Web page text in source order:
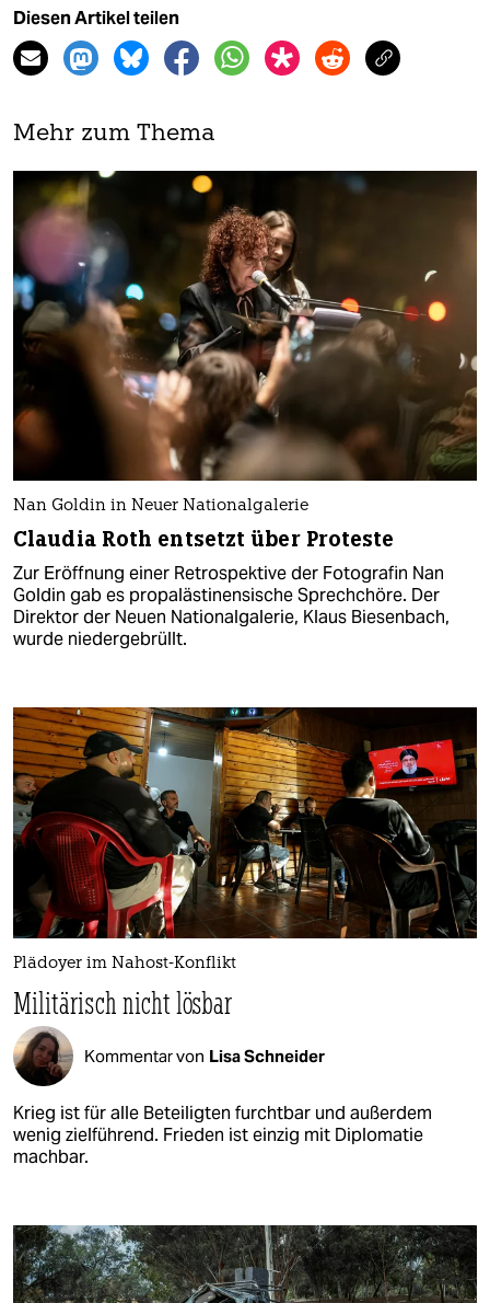
Diesen Artikel teilen
Mehr zum Thema
Nan Goldin in Neuer Nationalgalerie
Claudia Roth entsetzt über Proteste
Zur Eröffnung einer Retrospektive der Fotografin Nan
Goldin gab es propalästinensische Sprechchöre. Der
Direktor der Neuen Nationalgalerie, Klaus Biesenbach,
wurde niedergebrüllt.
Plädoyer im Nahost-Konflikt
Militärisch nicht lösbar
Kommentar von Lisa Schneider
Krieg ist für alle Beteiligten furchtbar und außerdem
wenig zielführend. Frieden ist einzig mit Diplomatie
machbar.